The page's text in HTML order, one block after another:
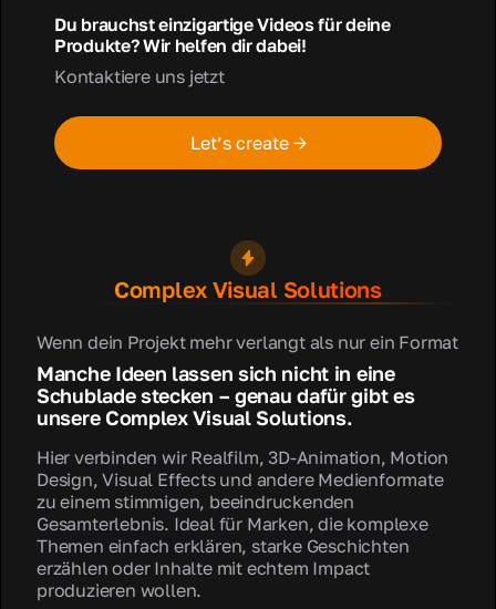
Du brauchst einzigartige Videos für deine
Produkte? Wir helfen dir dabei!
Kontaktiere uns jetzt
Let’s create →
Complex Visual Solutions
Wenn dein Projekt mehr verlangt als nur ein Format
Manche Ideen lassen sich nicht in eine
Schublade stecken – genau dafür gibt es
unsere Complex Visual Solutions.
Hier verbinden wir Realfilm, 3D-Animation, Motion
Design, Visual Effects und andere Medienformate
zu einem stimmigen, beeindruckenden
Gesamterlebnis. Ideal für Marken, die komplexe
Themen einfach erklären, starke Geschichten
erzählen oder Inhalte mit echtem Impact
produzieren wollen.